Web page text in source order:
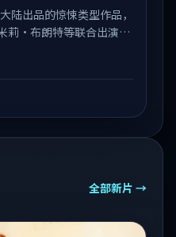
陆出品的惊悚类型作品，
莉·布朗特等联合出演。
开，兼具叙事张力与视
、热播国产剧与院线佳
全部新片 →